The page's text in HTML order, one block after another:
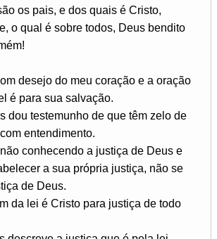
os pais, e dos quais é Cristo,
o qual é sobre todos, Deus bendito
desejo do meu coração e a oração
é para sua salvação.
dou testemunho de que têm zelo de
entendimento.
conhecendo a justiça de Deus e
a sua própria justiça, não se
de Deus.
da lei é Cristo para justiça de todo